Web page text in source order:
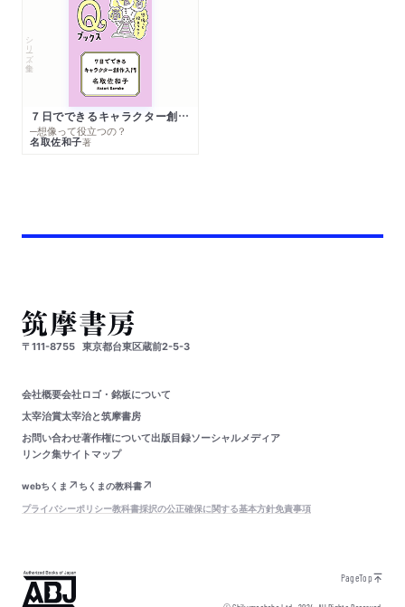
シリーズ・全集
７日でできるキャラクター創作入門
─想像って役立つの？
名取佐和子著
〒111-8755 東京都台東区蔵前2-5-3
会社概要会社ロゴ・銘板について
太宰治賞太宰治と筑摩書房
お問い合わせ著作権について出版目録ソーシャルメディア
リンク集サイトマップ
webちくま
ちくまの教科書
プライバシーポリシー教科書採択の公正確保に関する基本方針免責事項
PageTop